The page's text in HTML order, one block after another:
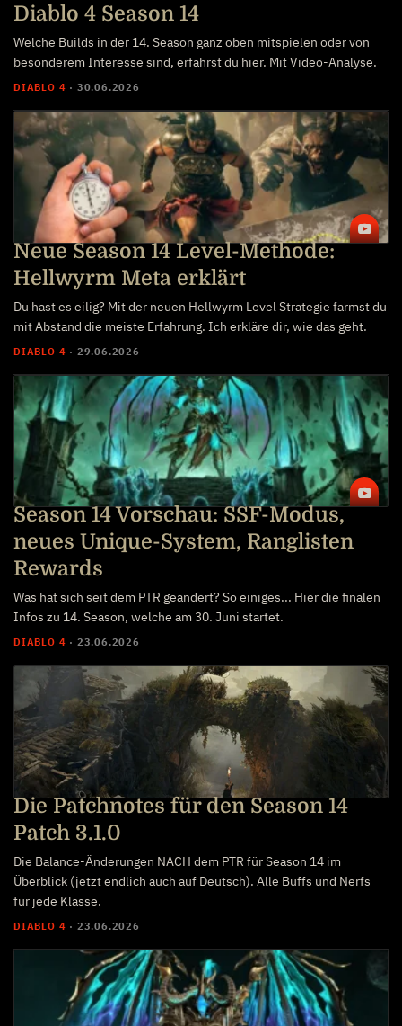
Diablo 4 Season 14
Welche Builds in der 14. Season ganz oben mitspielen oder von
besonderem Interesse sind, erfährst du hier. Mit Video-Analyse.
DIABLO 4 · 30.06.2026
Neue Season 14 Level-Methode:
Hellwyrm Meta erklärt
Du hast es eilig? Mit der neuen Hellwyrm Level Strategie farmst du
mit Abstand die meiste Erfahrung. Ich erkläre dir, wie das geht.
DIABLO 4 · 29.06.2026
Season 14 Vorschau: SSF-Modus,
neues Unique-System, Ranglisten
Rewards
Was hat sich seit dem PTR geändert? So einiges... Hier die finalen
Infos zu 14. Season, welche am 30. Juni startet.
DIABLO 4 · 23.06.2026
Die Patchnotes für den Season 14
Patch 3.1.0
Die Balance-Änderungen NACH dem PTR für Season 14 im
Überblick (jetzt endlich auch auf Deutsch). Alle Buffs und Nerfs
für jede Klasse.
DIABLO 4 · 23.06.2026